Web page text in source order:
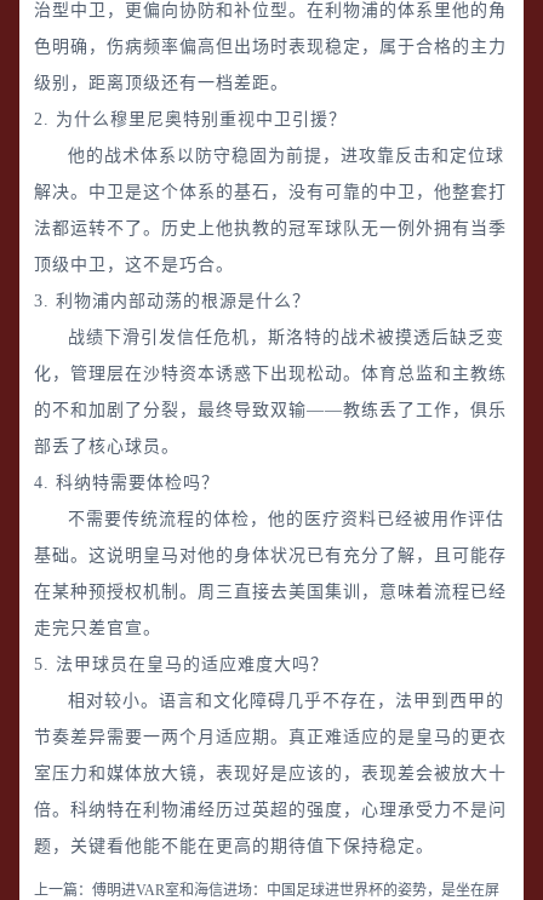
治型中卫，更偏向协防和补位型。在利物浦的体系里他的角
色明确，伤病频率偏高但出场时表现稳定，属于合格的主力
级别，距离顶级还有一档差距。
2. 为什么穆里尼奥特别重视中卫引援？
他的战术体系以防守稳固为前提，进攻靠反击和定位球
解决。中卫是这个体系的基石，没有可靠的中卫，他整套打
法都运转不了。历史上他执教的冠军球队无一例外拥有当季
顶级中卫，这不是巧合。
3. 利物浦内部动荡的根源是什么？
战绩下滑引发信任危机，斯洛特的战术被摸透后缺乏变
化，管理层在沙特资本诱惑下出现松动。体育总监和主教练
的不和加剧了分裂，最终导致双输——教练丢了工作，俱乐
部丢了核心球员。
4. 科纳特需要体检吗？
不需要传统流程的体检，他的医疗资料已经被用作评估
基础。这说明皇马对他的身体状况已有充分了解，且可能存
在某种预授权机制。周三直接去美国集训，意味着流程已经
走完只差官宣。
5. 法甲球员在皇马的适应难度大吗？
相对较小。语言和文化障碍几乎不存在，法甲到西甲的
节奏差异需要一两个月适应期。真正难适应的是皇马的更衣
室压力和媒体放大镜，表现好是应该的，表现差会被放大十
倍。科纳特在利物浦经历过英超的强度，心理承受力不是问
题，关键看他能不能在更高的期待值下保持稳定。
上一篇： 傅明进VAR室和海信进场：中国足球进世界杯的姿势，是坐在屏